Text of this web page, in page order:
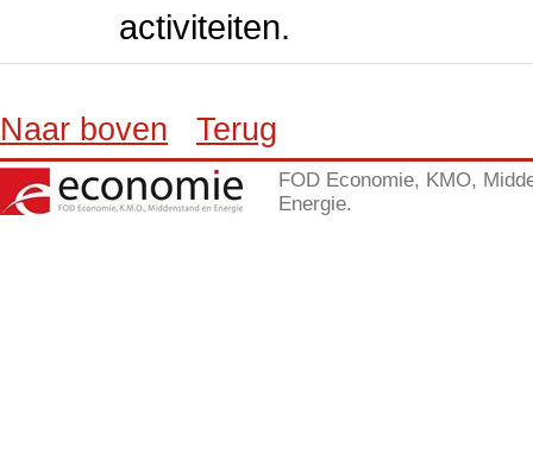
activiteiten.
Naar boven Terug
FOD Economie, KMO,
Energie.